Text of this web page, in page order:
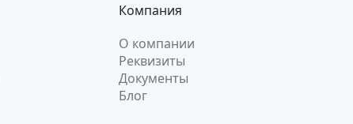
Компания
О компании
Реквизиты
Документы
Блог